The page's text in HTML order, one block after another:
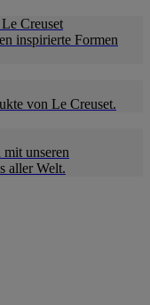
Creuset
inspirierte Formen
von Le Creuset.
unseren
aller Welt.